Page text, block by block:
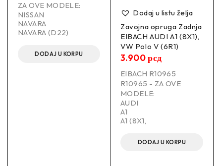
ZA OVE MODELE:
NISSAN
NAVARA
NAVARA (D22)
DODAJ U KORPU
Dodaj u listu želja
Zavojna opruga Zadnja
EIBACH AUDI A1 (8X1),
VW Polo V (6R1)
3.900рсд
EIBACH R10965
R10965 - ZA OVE
MODELE:
AUDI
A1
A1 (8X1,
DODAJ U KORPU